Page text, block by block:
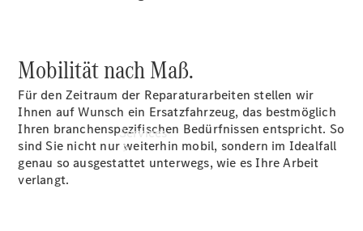
Services
Mobilität nach Maß.
Für den Zeitraum der Reparaturarbeiten stellen wir
Ihnen auf Wunsch ein Ersatzfahrzeug, das bestmöglich
Ihren branchenspezifischen Bedürfnissen entspricht. So
sind Sie nicht nur weiterhin mobil, sondern im Idealfall
genau so ausgestattet unterwegs, wie es Ihre Arbeit
verlangt.